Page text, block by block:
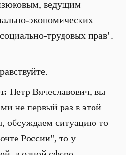
ведущим
экономических
трудовых прав".
Петр Вячеславович, вы
не первый раз в этой
обсуждаем ситуацию то
России", то у